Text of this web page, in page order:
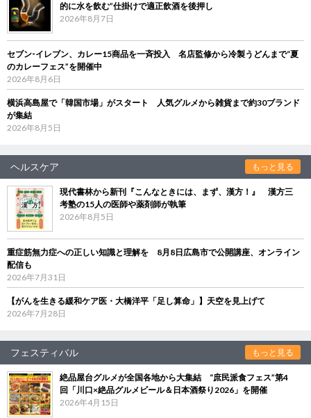
的に水を飲む”仕掛けで適正飲酒を後押し
2026年8月7日
セブン‐イレブン、カレー15商品を一斉投入 名店監修から冷製うどんまで“夏
のカレーフェス”を開催中
2026年8月6日
横浜高島屋で「韓国市場」がスタート 人気グルメから雑貨まで約30ブランド
が集結
2026年8月5日
ヘルスケア もっと見る
現代書林から新刊『こんなときには、まず、漢方！』 漢方三
考塾の15人の医師や薬剤師が執筆
2026年8月5日
重症筋無力症への正しい知識と理解を 8月8日広島市で公開講座、オンライン
配信も
2026年7月31日
【がんを生きる緩和ケア医・大橋洋平「足し算命」】天空を見上げて
2026年7月28日
フェスティバル もっと見る
絶品屋台グルメが全国各地から大集結 “庶民派食フェス”第4
回「川口×絶品グルメビール＆日本酒祭り2026」を開催
2026年4月15日